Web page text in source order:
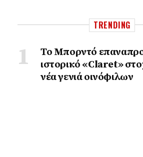
TRENDING
Το Μπορντό
ιστορικό «Claret»
νέα γενιά οινόφιλων